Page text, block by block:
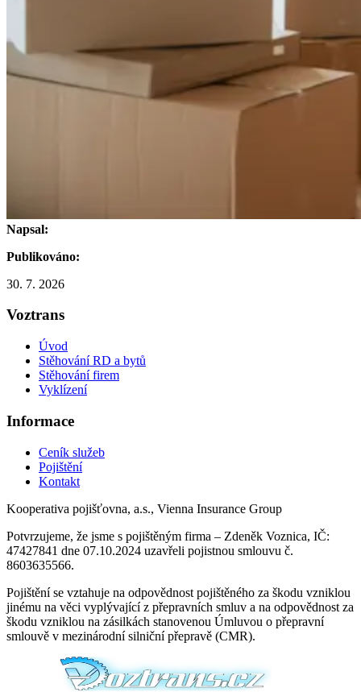
Napsal:
Publikováno:
30. 7. 2026
Voztrans
Úvod
Stěhování RD a bytů
Stěhování firem
Vyklízení
Informace
Ceník služeb
Pojištění
Kontakt
Kooperativa pojišťovna, a.s., Vienna Insurance Group
Potvrzujeme, že jsme s pojištěným firma – Zdeněk Voznica, IČ:
47427841 dne 07.10.2024 uzavřeli pojistnou smlouvu č.
8603635566.
Pojištění se vztahuje na odpovědnost pojištěného za škodu vzniklou
jinému na věci vyplývající z přepravních smluv a na odpovědnost za
škodu vzniklou na zásilkách stanovenou Úmluvou o přepravní
smlouvě v mezinárodní silniční přepravě (CMR).